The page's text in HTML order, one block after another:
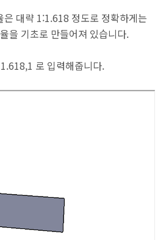
대략 1:1.618 정도로 정확하게는
을 기초로 만들어져 있습니다.
로 입력해줍니다.